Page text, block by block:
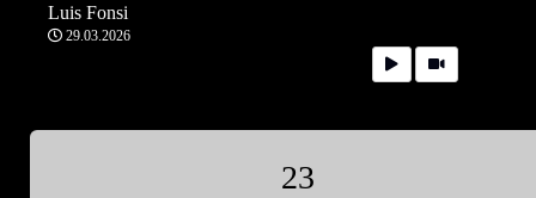
Luis Fonsi
29.03.2026
23